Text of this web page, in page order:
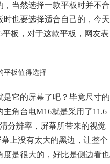
当然选择一款平板时并不合
也要选择适合自己的，今天
板，对于这款平板，网友表
它的屏幕了吧？毕竟尺寸的
角台电M16就是采用了11.6
分辨率，屏幕所带来的视觉
上没有太大的黑边，让整个
是很大的，好比是侧边看也